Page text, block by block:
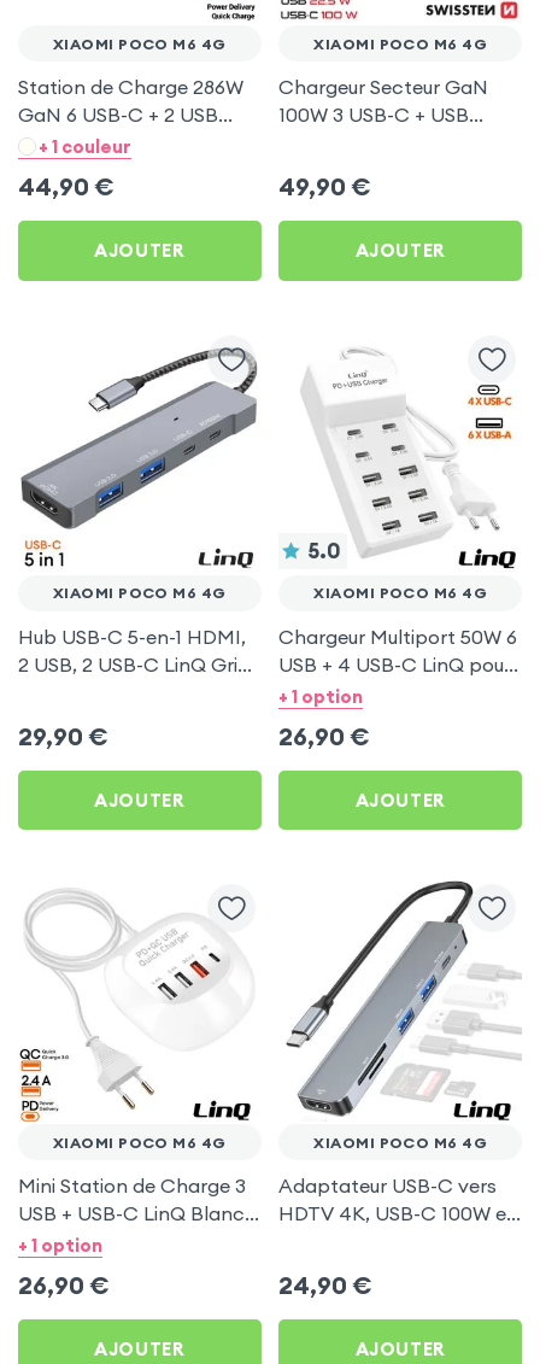
XIAOMI POCO M6 4G
Station de Charge 286W
GaN 6 USB-C + 2 USB
Noir pour Xiaomi Poco M6
+ 1 couleur
44,90 €
AJOUTER
XIAOMI POCO M6 4G
Chargeur Secteur GaN
100W 3 USB-C + USB
49,90 €
AJOUTER
XIAOMI POCO M6 4G
Hub USB-C 5-en-1 HDMI,
2 USB, 2 USB-C LinQ Gris
29,90 €
AJOUTER
5.0
XIAOMI POCO M6 4G
Chargeur Multiport 50W 6
USB + 4 USB-C LinQ pour
Xiaomi Poco M6 4G
+ 1 option
26,90 €
AJOUTER
XIAOMI POCO M6 4G
Mini Station de Charge 3
USB + USB-C LinQ Blanc
pour Xiaomi Poco M6 4G
+ 1 option
26,90 €
AJOUTER
XIAOMI POCO M6 4G
Adaptateur USB-C vers
HDTV 4K, USB-C 100W et
4G
24,90 €
AJOUTER